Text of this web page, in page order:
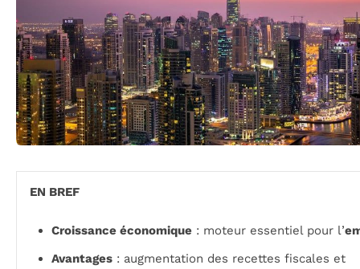
EN BREF
Croissance économique : moteur essentiel pour l’
Avantages : augmentation des recettes fiscales et